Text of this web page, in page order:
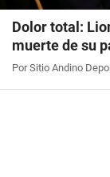
Dolor total:
muerte de su
Por Sitio Andino